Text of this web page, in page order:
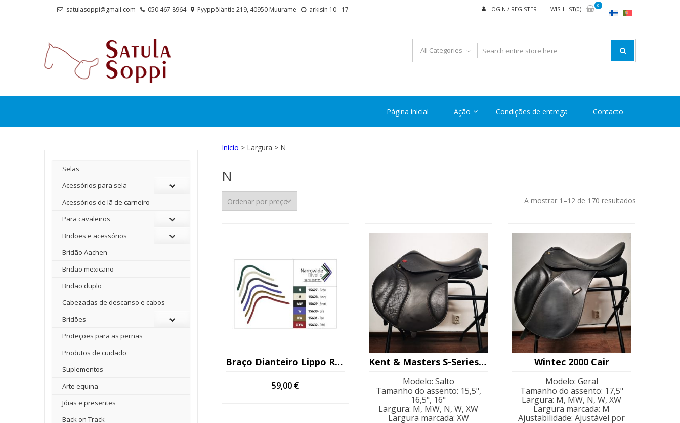
satulasoppi@gmail.com 050 467 8964 Pyyppöläntie 219, 40950 Muurame arkisin 10 - 17 LOGIN / REGISTER WISHLIST(0)
0
Página inicial Ação Condições de entrega Contacto
Início > Largura > N
N
A mostrar 1–12 de 170 resultados
Braço Dianteiro Lippo Rivello
59,00 €
Kent & Masters S-Series Jump 16″ (Kopio)
Modelo: Salto
Tamanho do assento: 15,5",
16,5", 16"
Largura: M, MW, N, W, XW
Largura marcada: XW
Wintec 2000 Cair
Modelo: Geral
Tamanho do assento: 17,5"
Largura: M, MW, N, W, XW
Largura marcada: M
Ajustabilidade:Ajustável por
Selas
Acessórios para sela
Acessórios de lã de carneiro
Para cavaleiros
Bridões e acessórios
Bridão Aachen
Bridão mexicano
Bridão duplo
Cabezadas de descanso e cabos
Bridões
Proteções para as pernas
Produtos de cuidado
Suplementos
Arte equina
Jóias e presentes
Back on Track